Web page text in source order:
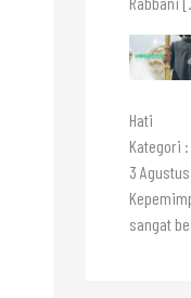
Hati
Kategori
3
sangat